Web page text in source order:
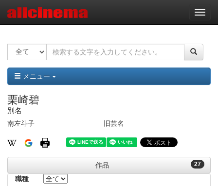
ナ
ビ
ー
ョ
ン
メニュー
栗崎碧
別名
南左斗子 旧芸名
27
作品
職種